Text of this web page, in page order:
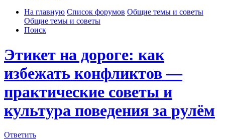
На главную Список форумов Общие темы и советы
Общие темы и советы
Поиск
Этикет на дороге: как
избежать конфликтов —
практические советы и
культура поведения за рулём
Ответить